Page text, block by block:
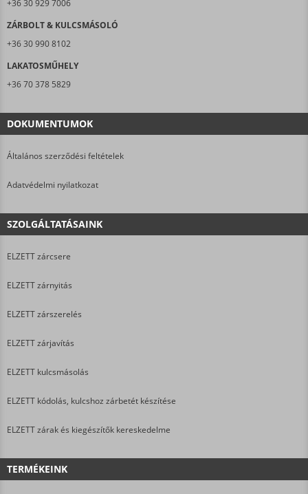
+36 30 929 7006
ZÁRBOLT & KULCSMÁSOLÓ
+36 30 990 8102
LAKATOSMŰHELY
+36 70 378 5829
DOKUMENTUMOK
Általános szerződési feltételek
Adatvédelmi nyilatkozat
SZOLGÁLTATÁSAINK
ELZETT zárcsere
ELZETT zárnyitás
ELZETT zárszerelés
ELZETT zárjavítás
ELZETT kulcsmásolás
ELZETT kódolás, kulcshoz zárbetét készítése
ELZETT zárak és kiegészítők kereskedelme
TERMÉKEINK